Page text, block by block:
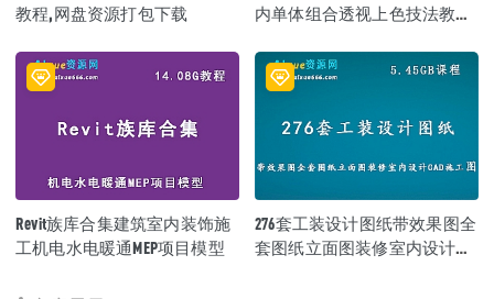
教程,网盘资源打包下载
内单体组合透视上色技法教
Revit族库合集建筑室内装饰施
工机电水电暖通MEP项目模型
276套工装设计图纸带效果图全
套图纸立面图装修室内设计